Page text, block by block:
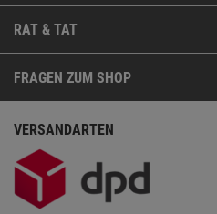
RAT & TAT
FRAGEN ZUM SHOP
VERSANDARTEN